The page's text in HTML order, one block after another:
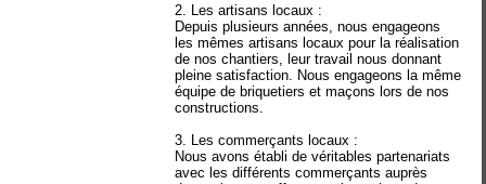
2. Les artisans locaux :
Depuis plusieurs années, nous engageons
les mêmes artisans locaux pour la réalisation
de nos chantiers, leur travail nous donnant
pleine satisfaction. Nous engageons la même
équipe de briquetiers et maçons lors de nos
constructions.
3. Les commerçants locaux :
Nous avons établi de véritables partenariats
avec les différents commerçants auprès